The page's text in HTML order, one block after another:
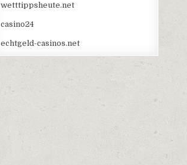
wetttippsheute.net
casino24
echtgeld-casinos.net